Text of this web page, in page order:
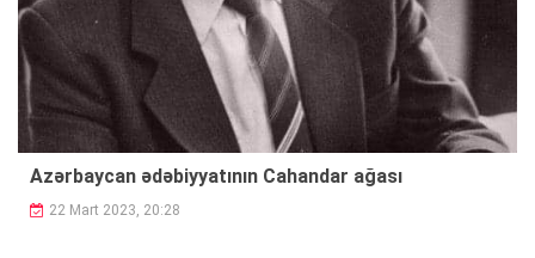
Azərbaycan ədəbiyyatının Cahandar ağası
22 Mart 2023, 20:28